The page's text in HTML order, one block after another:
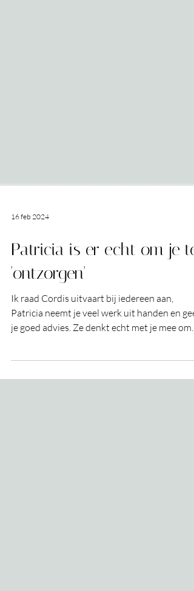
16 feb 2024
Patricia is er echt om je te
'ontzorgen'
Patricia neemt je veel werk uit handen en
je goed advies. Ze denkt echt met je mee om